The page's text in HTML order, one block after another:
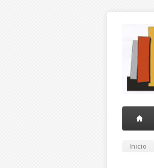
Inicio